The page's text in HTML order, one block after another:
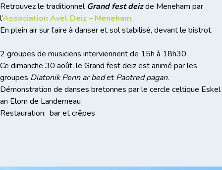
Retrouvez le traditionnel Grand fest deizde Meneham par
l’Association Avel Deiz – Meneham.
En plein air sur l’aire à danser et sol stabilisé, devant le bistrot.
2 groupes de musiciens interviennent de 15h à 18h30.
Ce dimanche 30 août, le Grand fest deiz est animé par les
groupes Diatonik Penn ar bedet Paotred pagan.
Démonstration de danses bretonnes par le cercle celtique Eskel
an Elorn de Landerneau
Restauration: bar et crêpes